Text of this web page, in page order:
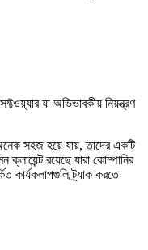
যা অভিভাবকীয় নিয়ন্ত্রণ
সহজ হয়ে যায়, তাদের একটি
রয়েছে যারা কোম্পানির
কার্যকলাপগুলি ট্র্যাক করতে